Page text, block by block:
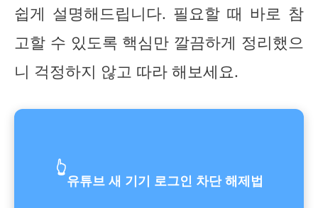
쉽게 설명해드립니다. 필요할 때 바로 참
고할 수 있도록 핵심만 깔끔하게 정리했으
니 걱정하지 않고 따라 해보세요.
👆
유튜브 새 기기 로그인 차단 해제법